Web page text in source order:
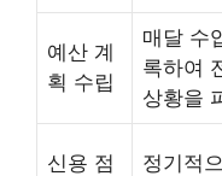
예산 계
획 수립
매달 수
록하여
상황을
신용 점
정기적